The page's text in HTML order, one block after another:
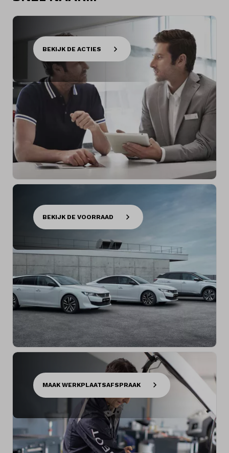
BEKIJK DE ACTIES
BEKIJK DE VOORRAAD
MAAK WERKPLAATSAFSPRAAK